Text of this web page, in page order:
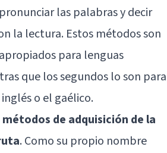
las palabras y decir
la lectura. Estos métodos son
para lenguas
que los segundos lo son para
o el gaélico.
de adquisición de la
. Como su propio nombre